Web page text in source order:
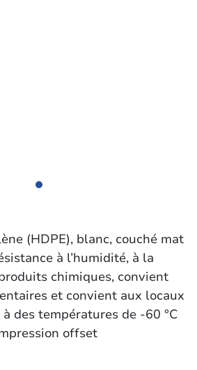
(HDPE), blanc, couché mat
à l’humidité, à la
chimiques, convient
et convient aux locaux
des températures de -60 °C
offset